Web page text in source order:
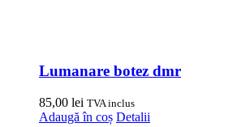
Lumanare botez dmr
85,00 lei TVA inclus
Adaugă în coș Detalii